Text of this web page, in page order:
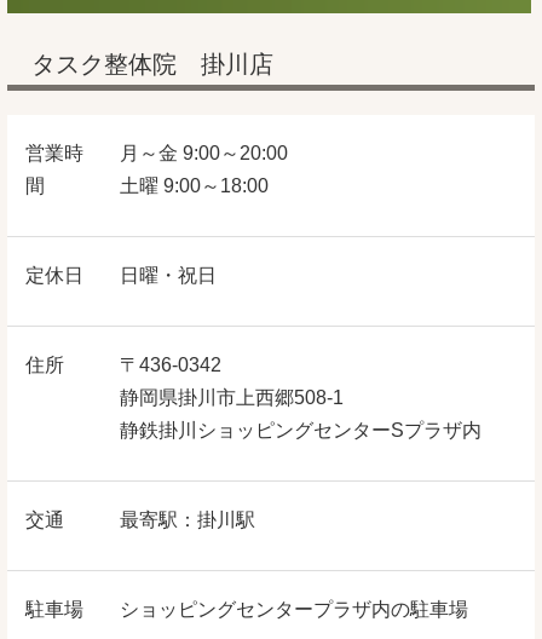
タスク整体院 掛川店
営業時
間
月～金 9:00～20:00
土曜 9:00～18:00
定休日 日曜・祝日
住所
〒436-0342
静岡県掛川市上西郷508‐1
静鉄掛川ショッピングセンターSプラザ内
交通 最寄駅：掛川駅
駐車場 ショッピングセンタープラザ内の駐車場